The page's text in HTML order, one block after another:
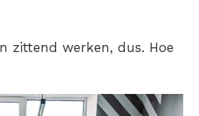
zittend werken, dus. Hoe